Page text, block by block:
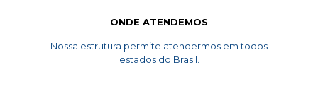
ONDE ATENDEMOS
Nossa estrutura permite atendermos em todos
estados do Brasil.